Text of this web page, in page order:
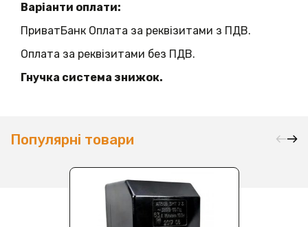
Варіанти оплати:
ПриватБанк Оплата за реквізитами з ПДВ.
Оплата за реквізитами без ПДВ.
Гнучка система знижок.
Популярні товари